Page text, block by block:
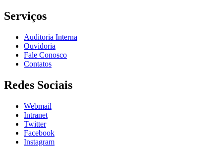
Serviços
Auditoria Interna
Ouvidoria
Fale Conosco
Contatos
Redes Sociais
Webmail
Intranet
Twitter
Facebook
Instagram